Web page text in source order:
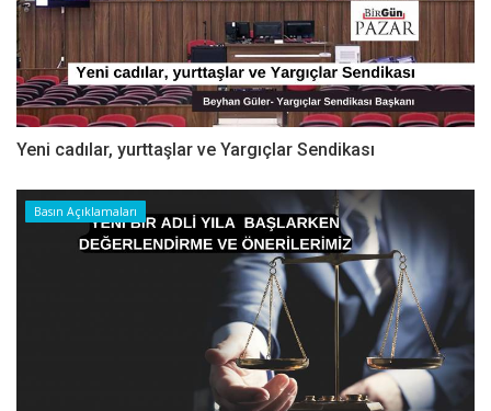
Yeni cadılar, yurttaşlar ve Yargıçlar Sendikası
Basın Açıklamaları